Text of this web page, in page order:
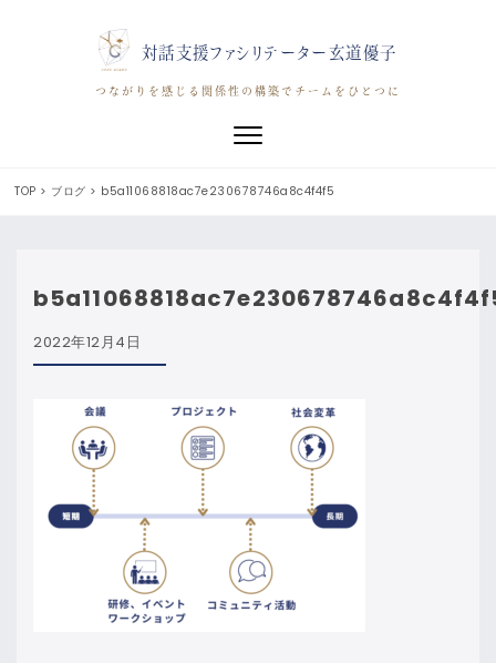
対話支援ファシリテーター玄道優子
つながりを感じる関係性の構築でチームをひとつに
Toggle navigation
TOP > ブログ > b5a11068818ac7e230678746a8c4f4f5
2022年12月4日